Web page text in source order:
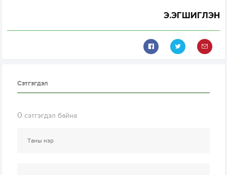
Э.ЭГШИГЛЭН
Сэтгэгдэл
0 сэтгэгдэл байна